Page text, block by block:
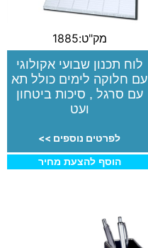
מק"ט:1885
לוח תכנון שבועי אקולוגי
עם חלוקה לימים כולל תא
עם סרגל , סיכות ביטחון
ועט
לפרטים נוספים >>
הוסף להצעת מחיר